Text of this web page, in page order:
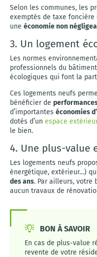
Selon les communes, les
exemptés de taxe foncière
une économie non
3. Un logement
Les normes
professionnels du
écologiques qui font la
Ces logements neufs
bénéficier de
d’importantes économies
dotés d’un espace extérieur
le bien.
4. Une plus-value
Les logements neufs
énergétique, extérieur…)
des ans. Par ailleurs, votre
aucun travaux de
BON À SAVOIR
En cas de plus-value
revente de votre